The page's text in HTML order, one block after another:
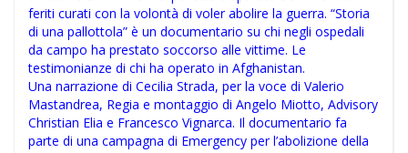
feriti curati con la volontà di voler abolire la guerra. “Storia
di una pallottola” è un documentario su chi negli ospedali
da campo ha prestato soccorso alle vittime. Le
testimonianze di chi ha operato in Afghanistan.
Una narrazione di Cecilia Strada, per la voce di Valerio
Mastandrea, Regia e montaggio di Angelo Miotto, Advisory
Christian Elia e Francesco Vignarca. Il documentario fa
parte di una campagna di Emergency per l’abolizione della